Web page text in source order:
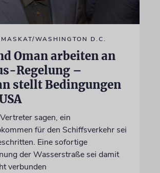
WASHINGTON D.C.
Oman arbeiten an
Regelung –
stellt Bedingungen
sagen, ein
für den Schiffsverkehr sei
Eine sofortige
der Wasserstraße sei damit
verbunden